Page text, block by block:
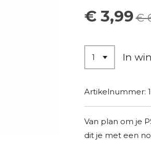
€ 3,99 €
In
Artikelnummer:
Van plan om je
dit je met een